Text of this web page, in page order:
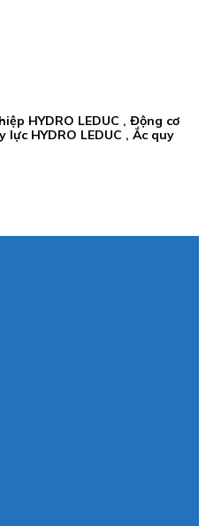
HYDRO LEDUC , Động cơ
HYDRO LEDUC , Ắc quy